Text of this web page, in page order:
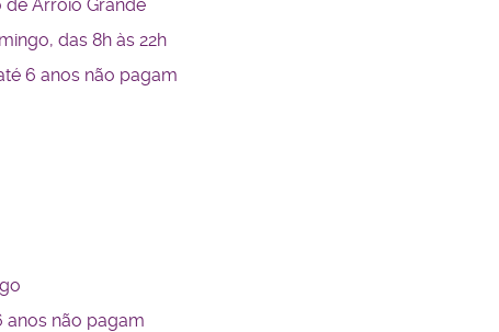
de Arroio Grande
das 8h às 22h
6 anos não pagam
anos não pagam